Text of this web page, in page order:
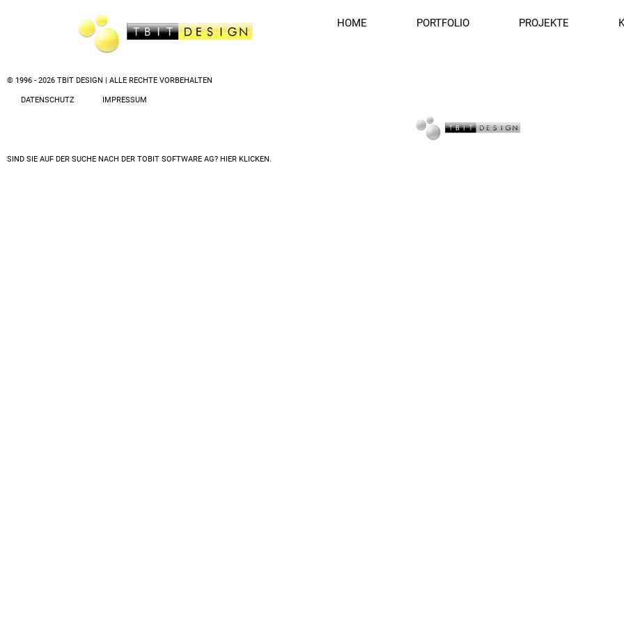
HOME PORTFOLIO PROJEKTE
© 1996 - 2026 TBIT DESIGN | ALLE RECHTE VORBEHALTEN
DATENSCHUTZ IMPRESSUM
SIND SIE AUF DER SUCHE NACH DER TOBIT SOFTWARE AG? HIER KLICKEN.